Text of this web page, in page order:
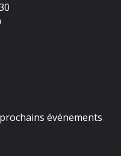
événements